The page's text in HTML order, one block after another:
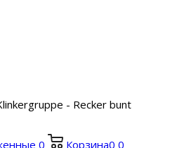
- Recker bunt
0 Корзина0 0